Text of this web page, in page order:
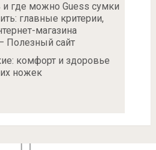
и где можно Guess сумки
главные критерии,
магазина
сайт
комфорт и здоровье
ножек